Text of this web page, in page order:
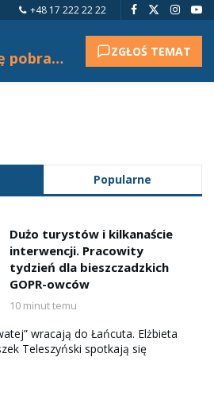
+48 17 222 22 22
Nie udało się pobrać tytułu. ZGŁOŚ TEMAT
Popularne
Dużo turystów i kilkanaście
interwencji. Pracowity
tydzień dla bieszczadzkich
GOPR-owców
10 minut temu
wracają do Łańcuta. Elżbieta
Teleszyński spotkają się